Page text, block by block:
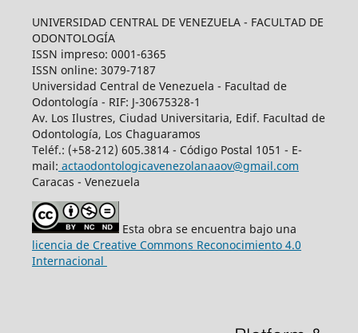
UNIVERSIDAD CENTRAL DE VENEZUELA - FACULTAD DE
ODONTOLOGÍA
ISSN impreso: 0001-6365
ISSN online: 3079-7187
Universidad Central de Venezuela - Facultad de
Odontología - RIF: J-30675328-1
Av. Los Ilustres, Ciudad Universitaria, Edif. Facultad de
Odontología, Los Chaguaramos
Teléf.: (+58-212) 605.3814 - Código Postal 1051 - E-
mail: actaodontologicavenezolanaaov@gmail.com
Caracas - Venezuela
Esta obra se encuentra bajo una
licencia de Creative Commons Reconocimiento 4.0
Internacional